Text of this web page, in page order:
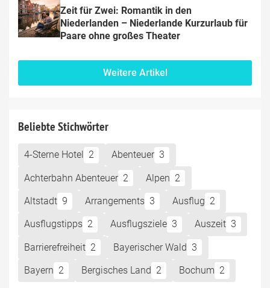
Zeit für Zwei: Romantik in den
Niederlanden – Niederlande Kurzurlaub für
Paare ohne großes Theater
Weitere Artikel
Beliebte Stichwörter
4-Sterne Hotel 2 Abenteuer 3
Achterbahn Abenteuer 2 Alpen 2
Altstadt 9 Arrangements 3 Ausflug 2
Ausflugstipps 2 Ausflugsziele 3 Auszeit 3
Barrierefreiheit 2 Bayerischer Wald 3
Bayern 2 Bergisches Land 2 Bochum 2